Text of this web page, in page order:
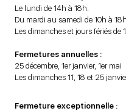
Le lundi de 14h à 18h.
Du mardi au samedi de 10h à 18h.
Les dimanches et jours fériés de
Fermetures annuelles :
25 décembre, 1er janvier, 1er mai
Les dimanches 11, 18 et 25
Fermeture exceptionnelle :